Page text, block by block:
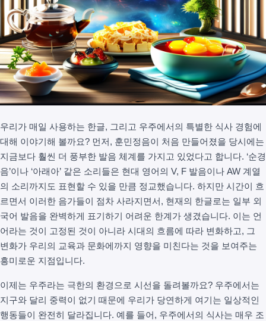
우리가 매일 사용하는 한글, 그리고 우주에서의 특별한 식사 경험에
대해 이야기해 볼까요? 먼저, 훈민정음이 처음 만들어졌을 당시에는
지금보다 훨씬 더 풍부한 발음 체계를 가지고 있었다고 합니다. ‘순경
음’이나 ‘아래아’ 같은 소리들은 현대 영어의 V, F 발음이나 AW 계열
의 소리까지도 표현할 수 있을 만큼 정교했습니다. 하지만 시간이 흐
르면서 이러한 음가들이 점차 사라지면서, 현재의 한글로는 일부 외
국어 발음을 완벽하게 표기하기 어려운 한계가 생겼습니다. 이는 언
어라는 것이 고정된 것이 아니라 시대의 흐름에 따라 변화하고, 그
변화가 우리의 교육과 문화에까지 영향을 미친다는 것을 보여주는
흥미로운 지점입니다.
이제는 우주라는 극한의 환경으로 시선을 돌려볼까요? 우주에서는
지구와 달리 중력이 없기 때문에 우리가 당연하게 여기는 일상적인
행동들이 완전히 달라집니다. 예를 들어, 우주에서의 식사는 매우 조